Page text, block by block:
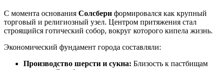
С момента основания Солсбери формировался как крупный
торговый и религиозный узел. Центром притяжения стал
строящийся готический собор, вокруг которого кипела жизнь.
Экономический фундамент города составляли:
Производство шерсти и сукна: Близость к пастбищам